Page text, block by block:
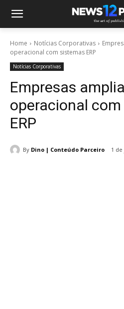
Home Notícias Corporativas
operacional com sistemas ERP
Notícias Corporativas
Empresas
operacional
ERP
By Dino | Conteúdo Parceiro 1